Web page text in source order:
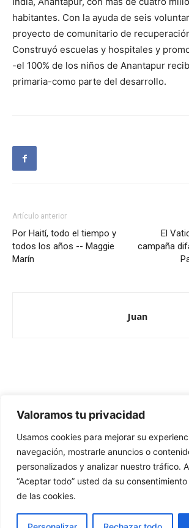
Valoramos tu privacidad
Usamos cookies para mejorar su
navegación, mostrarle anuncios o
personalizados y analizar nuestro tráfico.
“Aceptar todo” usted da su
de las cookies.
habitantes. Con la ayuda de seis
proyecto de comunitario de
Construyó escuelas y hospitales y
-el 100% de los niños de Anantapur
primaria-como parte del desarrollo.
Artículo anterior
Por Haití, todo el tiempo y
todos los años -- Maggie
Marín
El
campaña
Juan
Redes Cristianas
Una mirada alternativa sobre la Iglesia católica y la
- Colectivos de Redes Cristianas